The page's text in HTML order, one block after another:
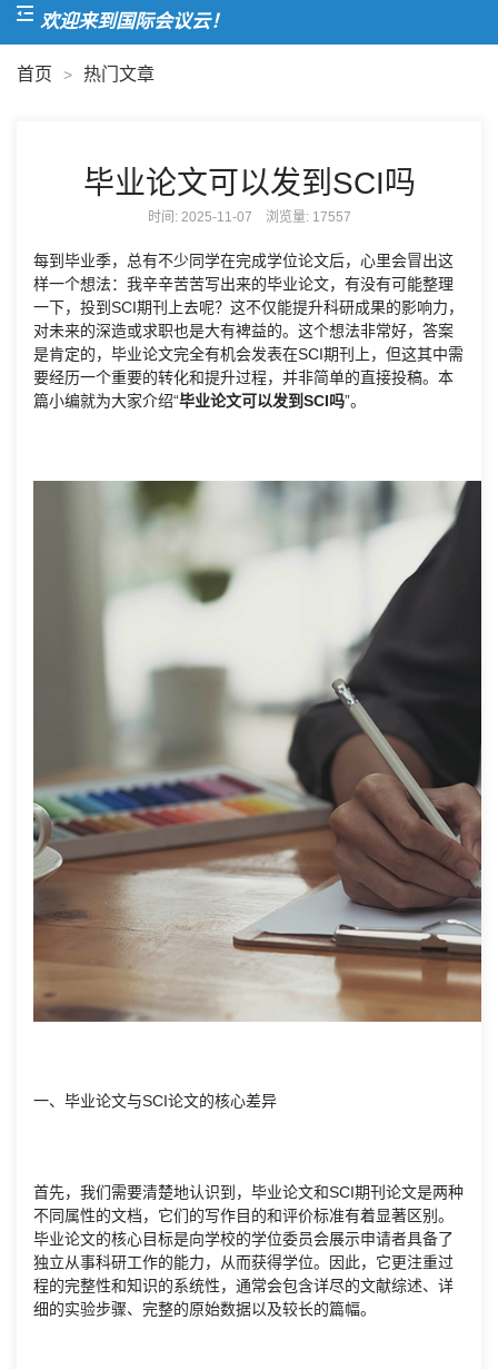
欢迎来到国际会议云！
首页 > 热门文章
毕业论文可以发到SCI吗
时间: 2025-11-07 浏览量: 17557
每到毕业季，总有不少同学在完成学位论文后，心里会冒出这
样一个想法：我辛辛苦苦写出来的毕业论文，有没有可能整理
一下，投到SCI期刊上去呢？这不仅能提升科研成果的影响力，
对未来的深造或求职也是大有裨益的。这个想法非常好，答案
是肯定的，毕业论文完全有机会发表在SCI期刊上，但这其中需
要经历一个重要的转化和提升过程，并非简单的直接投稿。本
篇小编就为大家介绍“毕业论文可以发到SCI吗”。
一、毕业论文与SCI论文的核心差异
首先，我们需要清楚地认识到，毕业论文和SCI期刊论文是两种
不同属性的文档，它们的写作目的和评价标准有着显著区别。
毕业论文的核心目标是向学校的学位委员会展示申请者具备了
独立从事科研工作的能力，从而获得学位。因此，它更注重过
程的完整性和知识的系统性，通常会包含详尽的文献综述、详
细的实验步骤、完整的原始数据以及较长的篇幅。